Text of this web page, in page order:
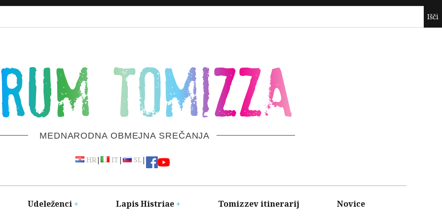
TOMIZZA
MEDNARODNA OBMEJNA SREČANJA
HR| IT | SL|
Udeleženci Lapis Histriae Tomizzev itinerarij Novice